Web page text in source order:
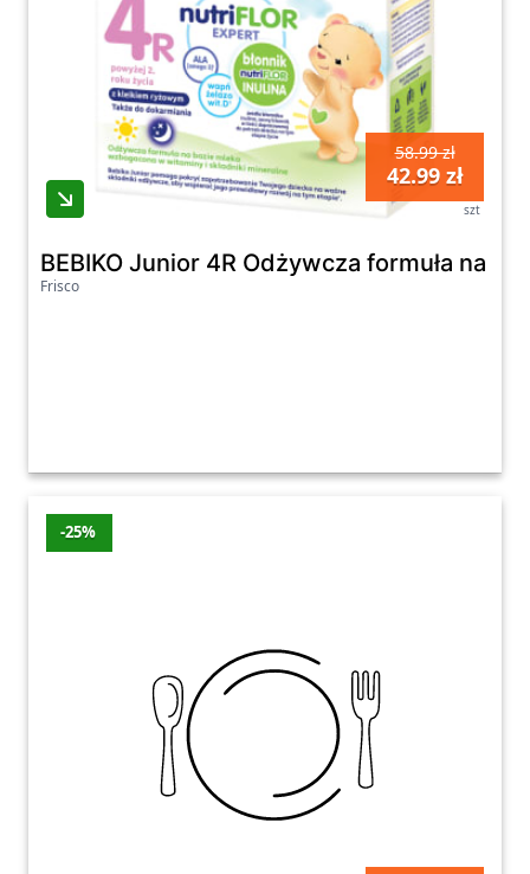
58.99 zł
42.99 zł
szt
BEBIKO Junior 4R Odżywcza formuła na
Frisco
-25%